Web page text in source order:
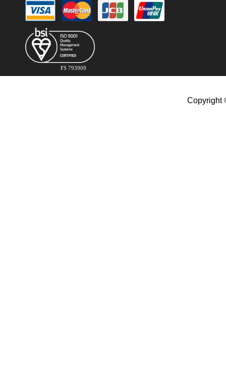
FS 793909
Copyright